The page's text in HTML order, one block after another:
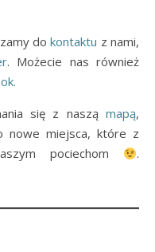
dokontaktu z nami,
. Możecie nas również
się z naszą mapą,
nowe miejsca, które z
pociechom
.